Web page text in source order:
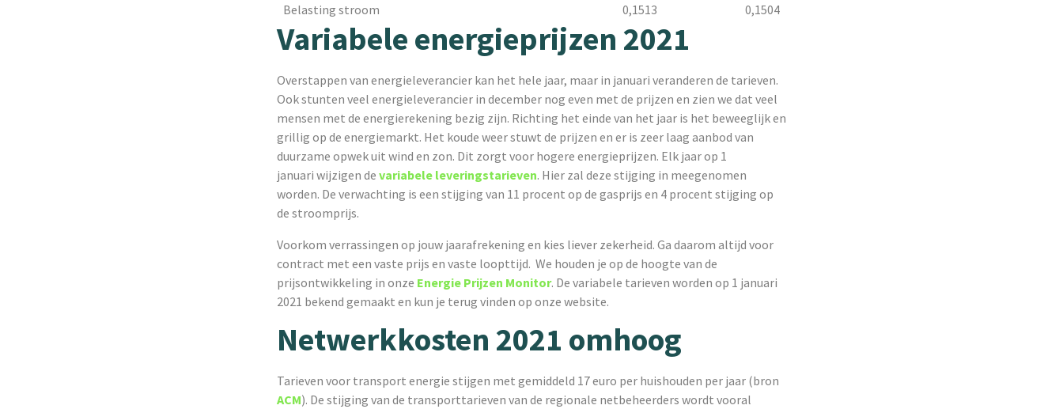
Belasting stroom
0,1513 0,1504
Variabele energieprijzen 2021
Overstappen van energieleverancier kan het hele jaar, maar in januari veranderen de tarieven.
Ook stunten veel energieleverancier in december nog even met de prijzen en zien we dat veel
mensen met de energierekening bezig zijn. Richting het einde van het jaar is het beweeglijk en
grillig op de energiemarkt. Het koude weer stuwt de prijzen en er is zeer laag aanbod van
duurzame opwek uit wind en zon. Dit zorgt voor hogere energieprijzen. Elk jaar op 1
januari wijzigen de variabele leveringstarieven. Hier zal deze stijging in meegenomen
worden. De verwachting is een stijging van 11 procent op de gasprijs en 4 procent stijging op
de stroomprijs.
Voorkom verrassingen op jouw jaarafrekening en kies liever zekerheid. Ga daarom altijd voor
contract met een vaste prijs en vaste loopttijd. We houden je op de hoogte van de
prijsontwikkeling in onze Energie Prijzen Monitor. De variabele tarieven worden op 1 januari
2021 bekend gemaakt en kun je terug vinden op onze website.
Netwerkkosten 2021 omhoog
Tarieven voor transport energie stijgen met gemiddeld 17 euro per huishouden per jaar (bron
ACM). De stijging van de transporttarieven van de regionale netbeheerders wordt vooral